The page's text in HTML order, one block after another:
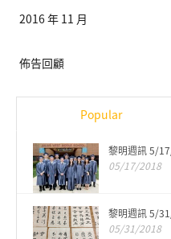
2016 年 11 月
佈告回顧
Popular
黎明週訊 5/
05/17/2018
黎明週訊 5/
05/31/2018